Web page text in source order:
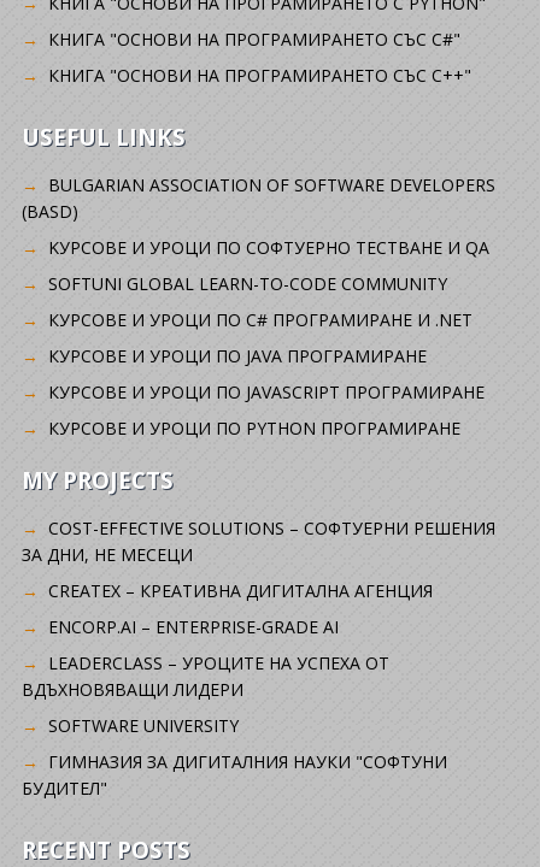
КНИГА "ОСНОВИ НА ПРОГРАМИРАНЕТО СЪС C#"
КНИГА "ОСНОВИ НА ПРОГРАМИРАНЕТО СЪС C++"
USEFUL LINKS
BULGARIAN ASSOCIATION OF SOFTWARE DEVELOPERS
(BASD)
KУРСОВЕ И УРОЦИ ПО СОФТУЕРНО ТЕСТВАНЕ И QA
SOFTUNI GLOBAL LEARN-TO-CODE COMMUNITY
КУРСОВЕ И УРОЦИ ПО C# ПРОГРАМИРАНЕ И .NET
КУРСОВЕ И УРОЦИ ПО JAVA ПРОГРАМИРАНЕ
КУРСОВЕ И УРОЦИ ПО JAVASCRIPT ПРОГРАМИРАНЕ
КУРСОВЕ И УРОЦИ ПО PYTHON ПРОГРАМИРАНЕ
MY PROJECTS
COST-EFFECTIVE SOLUTIONS – СОФТУЕРНИ РЕШЕНИЯ
ЗА ДНИ, НЕ МЕСЕЦИ
CREATEX – КРЕАТИВНА ДИГИТАЛНА АГЕНЦИЯ
ENCORP.AI – ENTERPRISE-GRADE AI
LEADERCLASS – УРОЦИТЕ НА УСПЕХА ОТ
ВДЪХНОВЯВАЩИ ЛИДЕРИ
SOFTWARE UNIVERSITY
ГИМНАЗИЯ ЗА ДИГИТАЛНИЯ НАУКИ "СОФТУНИ
БУДИТЕЛ"
RECENT POSTS